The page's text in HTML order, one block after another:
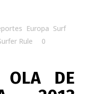
Europa Surf
Rule
0
OLA DE